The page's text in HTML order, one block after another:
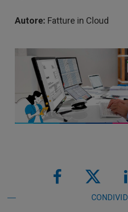
Autore: Fatture in Cloud
CONDIVIDI